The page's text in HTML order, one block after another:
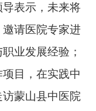
表示，未来将
请医院专家进
业发展经验；
目，在实践中
蒙山县中医院